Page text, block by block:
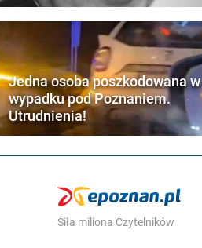
Jedna osoba poszkodowana w
wypadku pod Poznaniem.
Utrudnienia!
Siła miliona Czytelników